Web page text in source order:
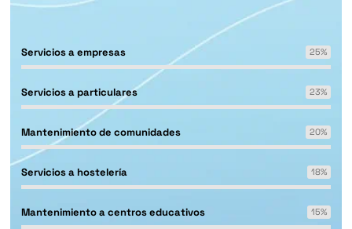
Servicios a empresas 25%
Servicios a particulares 23%
Mantenimiento de comunidades 20%
Servicios a hostelería 18%
Mantenimiento a centros educativos 15%